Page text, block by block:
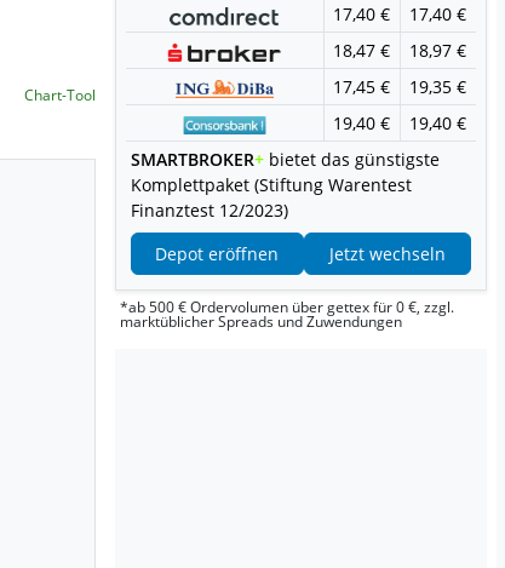
Chart-Tool
17,40 €
17,40 €
18,47 €
18,97 €
17,45 €
19,35 €
19,40 €
19,40 €
SMARTBROKER+bietet das günstigste
Komplettpaket (Stiftung Warentest
Finanztest 12/2023)
Depot eröffnen
Jetzt wechseln
*ab 500 € Ordervolumen über gettex für 0 €, zzgl.
marktüblicher Spreads und Zuwendungen